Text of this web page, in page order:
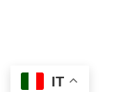
IT
Skip